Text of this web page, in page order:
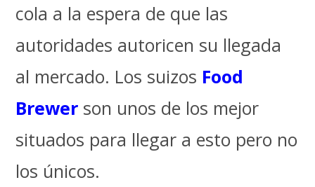
cola a la espera de que las
autoridades autoricen su llegada
al mercado. Los suizos Food
Brewer son unos de los mejor
situados para llegar a esto pero no
los únicos.